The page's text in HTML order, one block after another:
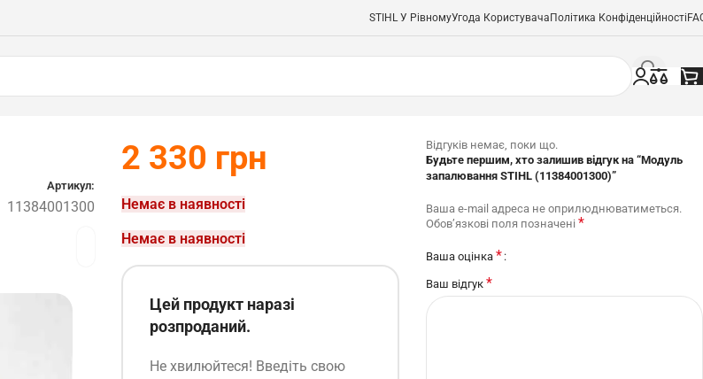
STIHL У РівномуУгода Користувача Політика Конфіденційності
Артикул:
11384001300
2 330 грн
Немає в наявності
Немає в наявності
Цей продукт наразі
розпроданий.
Не хвилюйтеся! Введіть свою
Відгуків немає, поки що.
Будьте першим, хто залишив відгук на “Модуль
запалювання STIHL (11384001300)”
Ваша e-mail адреса не оприлюднюватиметься.
Обов’язкові поля позначені *
Ваша оцінка *
Ваш відгук *